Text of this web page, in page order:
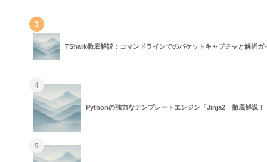
3
TShark徹底解説：コマンドラインでのパケットキャプチャと解析ガ
4
Pythonの強力なテンプレートエンジン「Jinja2」徹底解説！
5